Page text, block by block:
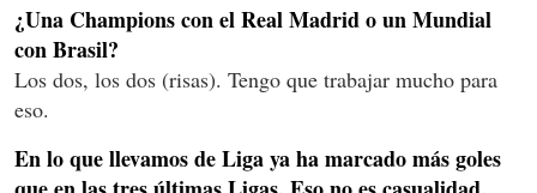
¿Una Champions con el Real Madrid o un Mundial
con Brasil?
Los dos, los dos (risas). Tengo que trabajar mucho para
eso.
En lo que llevamos de Liga ya ha marcado más goles